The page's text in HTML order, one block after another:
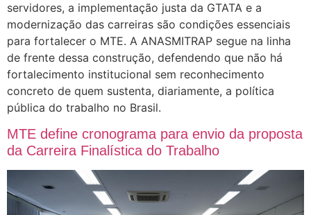
servidores, a implementação justa da GTATA e a
modernização das carreiras são condições essenciais
para fortalecer o MTE. A ANASMITRAP segue na linha
de frente dessa construção, defendendo que não há
fortalecimento institucional sem reconhecimento
concreto de quem sustenta, diariamente, a política
pública do trabalho no Brasil.
MTE define cronograma para envio da proposta
da Carreira Finalística do Trabalho